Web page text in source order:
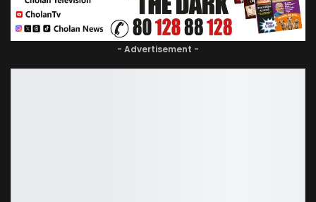
- Advertisement -